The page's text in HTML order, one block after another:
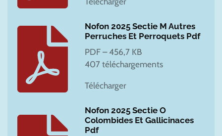
Nofon 2025 Sectie M Autres
Perruches Et Perroquets Pdf
PDF – 456,7 KB
407 téléchargements
Télécharger
Nofon 2025 Sectie O
Colombides Et Gallicinaces
Pdf